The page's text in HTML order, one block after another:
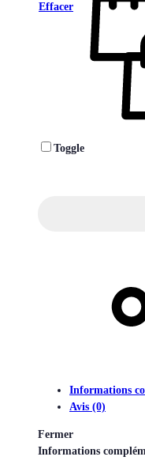
Effacer
Toggle
Informations
Avis (0)
Fermer
Informations